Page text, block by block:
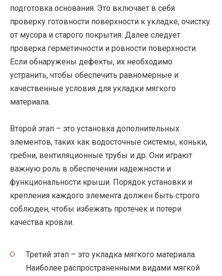
подготовка основания. Это включает в себя
проверку готовности поверхности к укладке, очистку
от мусора и старого покрытия. Далее следует
проверка герметичности и ровности поверхности.
Если обнаружены дефекты, их необходимо
устранить, чтобы обеспечить равномерные и
качественные условия для укладки мягкого
материала.
Второй этап – это установка дополнительных
элементов, таких как водосточные системы, коньки,
гребни, вентиляционные трубы и др. Они играют
важную роль в обеспечении надежности и
функциональности крыши. Порядок установки и
крепления каждого элемента должен быть строго
соблюден, чтобы избежать протечек и потери
качества кровли.
Третий этап – это укладка мягкого материала.
Наиболее распространенными видами мягкой